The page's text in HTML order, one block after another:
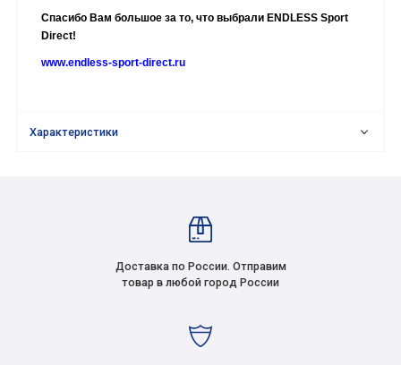
Спасибо Вам большое за то, что выбрали ENDLESS Sport
Direct!
www.endless-sport-direct.ru
Характеристики
Доставка по России. Отправим
товар в любой город России